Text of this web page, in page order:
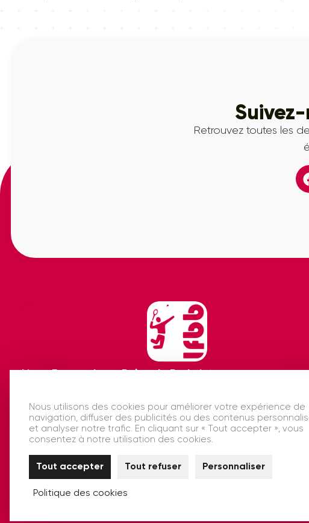
Nous utilisons des cookies pour améliorer votre expérience de
navigation, diffuser des publicités ou des contenus
et analyser notre trafic. En cliquant sur « Tout accepter », vous
consentez à notre utilisation des cookies.
Tout accepter Tout refuser Personnaliser
Politique des cookies
Retrouvez toutes les